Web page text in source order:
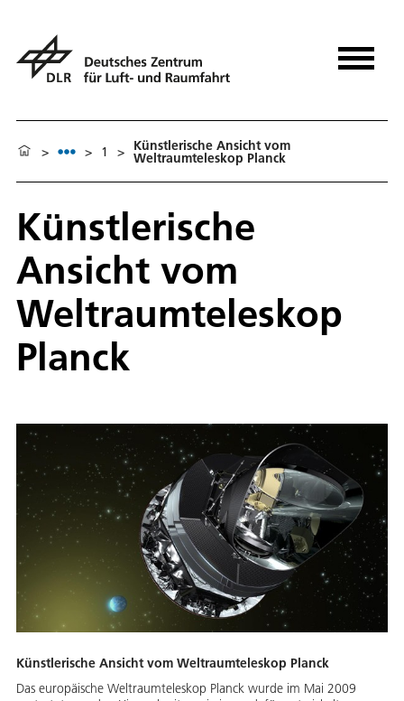
> > 1 > Künstlerische Ansicht vom
Weltraumteleskop Planck
Künstlerische
Ansicht vom
Weltraumteleskop
Planck
Künstlerische Ansicht vom Weltraumteleskop Planck
Das europäische Weltraumteleskop Planck wurde im Mai 2009